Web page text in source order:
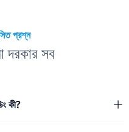
প্রশ্ন
দরকার সব
কী?